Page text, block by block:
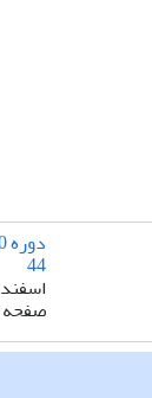
44
اسفند 1402
صفحه